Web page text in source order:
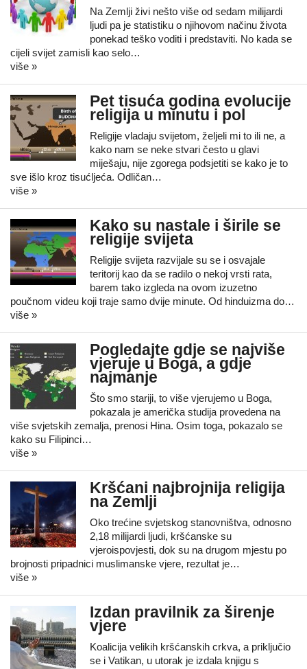
Na Zemlji živi nešto više od sedam milijardi
ljudi pa je statistiku o njihovom načinu života
ponekad teško voditi i predstaviti. No kada se
cijeli svijet zamisli kao selo…
više »
Pet tisuća godina evolucije
religija u minutu i pol
Religije vladaju svijetom, željeli mi to ili ne, a
kako nam se neke stvari često u glavi
miješaju, nije zgorega podsjetiti se kako je to
sve išlo kroz tisućljeća. Odličan…
više »
Kako su nastale i širile se
religije svijeta
Religije svijeta razvijale su se i osvajale
teritorij kao da se radilo o nekoj vrsti rata,
barem tako izgleda na ovom izuzetno
poučnom videu koji traje samo dvije minute. Od hinduizma do…
više »
Pogledajte gdje se najviše
vjeruje u Boga, a gdje
najmanje
Što smo stariji, to više vjerujemo u Boga,
pokazala je američka studija provedena na
više svjetskih zemalja, prenosi Hina. Osim toga, pokazalo se
kako su Filipinci…
više »
Kršćani najbrojnija religija
na Zemlji
Oko trećine svjetskog stanovništva, odnosno
2,18 milijardi ljudi, kršćanske su
vjeroispovjesti, dok su na drugom mjestu po
brojnosti pripadnici muslimanske vjere, rezultat je…
više »
Izdan pravilnik za širenje
vjere
Koalicija velikih kršćanskih crkva, a priključio
se i Vatikan, u utorak je izdala knjigu s